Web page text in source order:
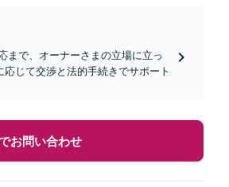
まで、オーナーさまの立場に立っ
じて交渉と法的手続きでサポート
お問い合わせ